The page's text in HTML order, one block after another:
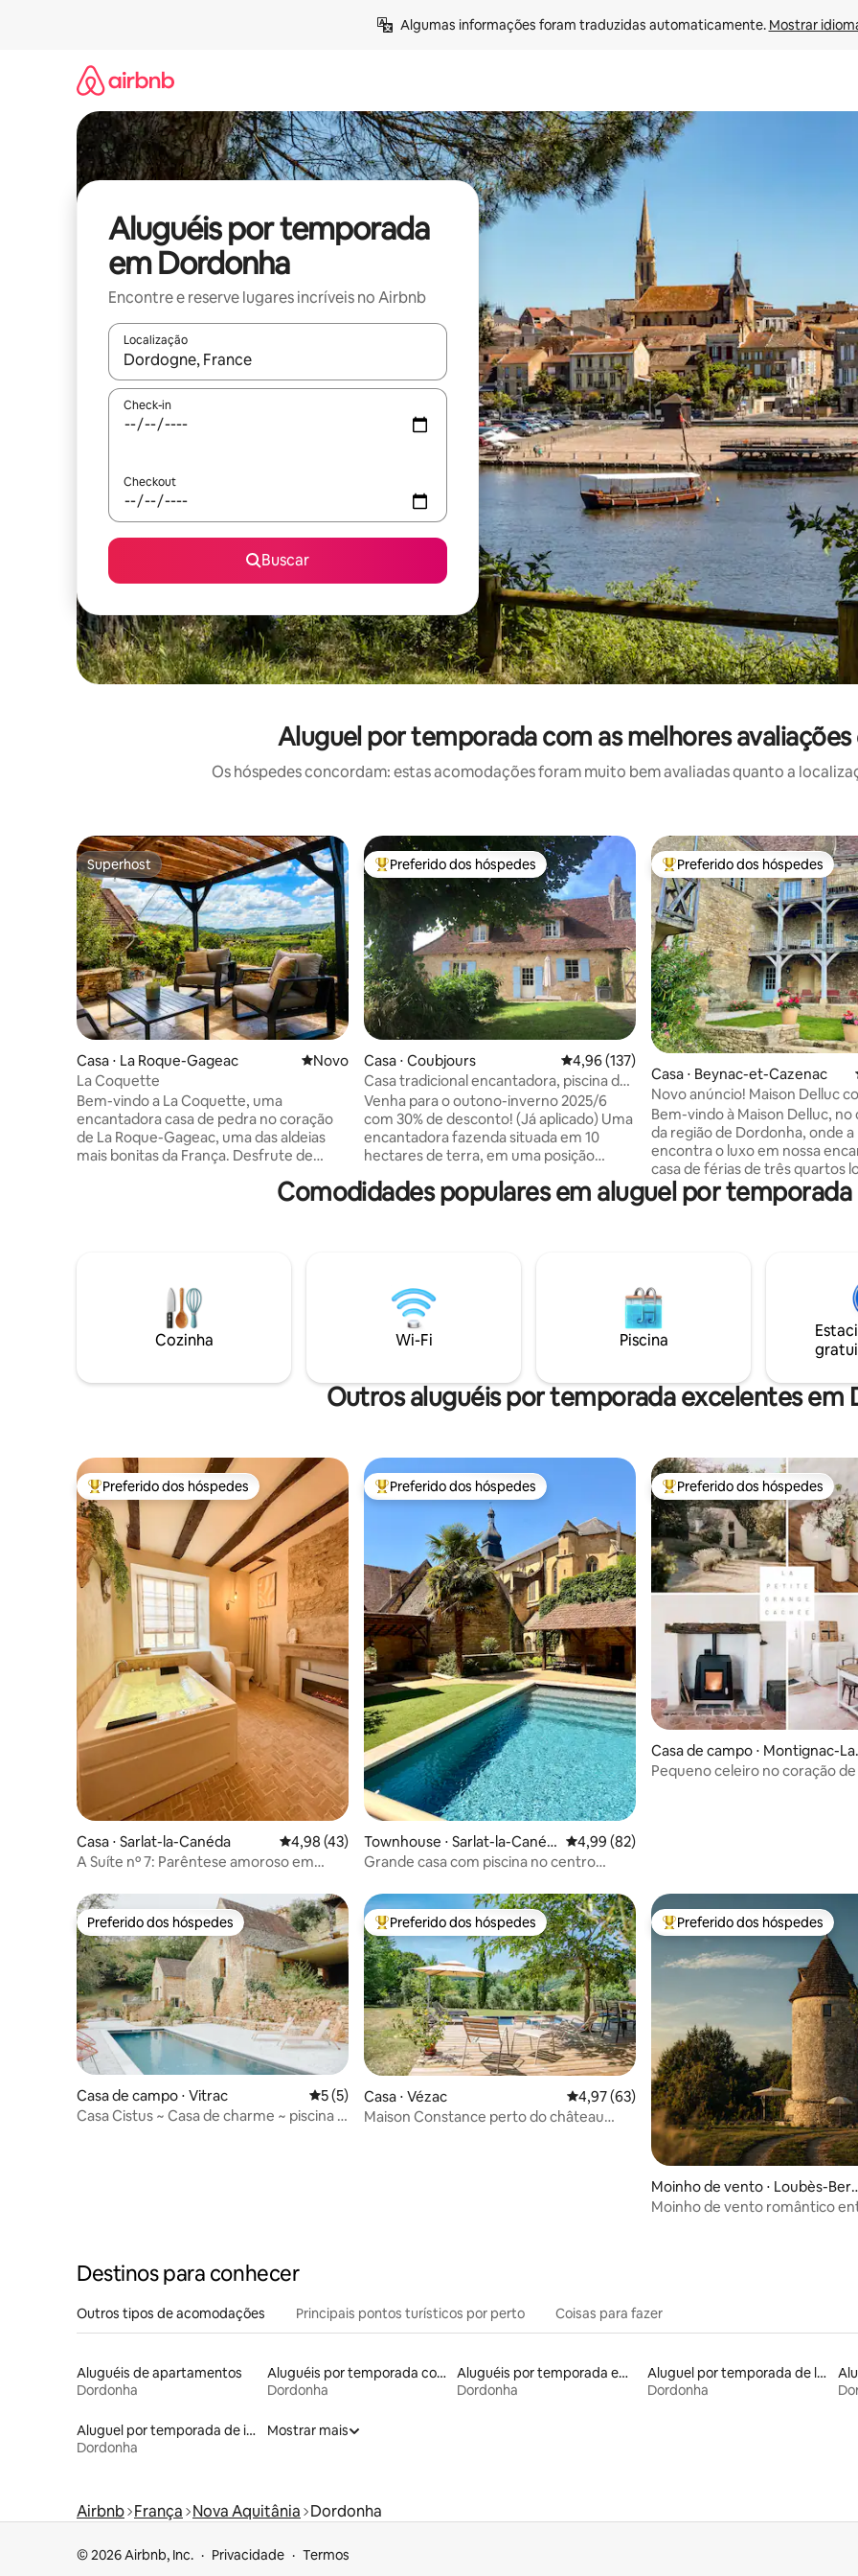
Algumas informações foram traduzidas automaticamente. Mostrar
Aluguéis por temporada
em Dordonha
Encontre e reserve lugares incríveis no Airbnb
Localização
Quando os resultados estiverem disponíveis, explore-os usando as seta para cima e para baixo do teclado ou tocando
Check-in
Checkout
Buscar
Aluguel por temporada com as melhores
Os hóspedes concordam: estas acomodações foram muito bem avaliadas quanto a
Superhost
Superhost
Casa ⋅ La Roque-Gageac Novo lugar para ficar
Novo
La Coquette
Bem-vindo a La Coquette, uma
encantadora casa de pedra no coração
de La Roque-Gageac, uma das aldeias
mais bonitas da França. Desfrute de
Dordonha, cafés nas proximidades, lojas
caráter tradicional com confortos
modernos, tudo em uma atmosfera
tranquila. Perto de Sarlat, Domme,
Beynac e muito mais, é um ponto de
romântica ou férias em família.
Entre os melhores preferidos dos hóspedes
Preferido dos hóspedes
Casa ⋅ Coubjours 4,96 de uma avaliação média de 5, 137
4,96 (137)
Casa tradicional encantadora, piscina de
luxo compartilhada
Venha para o outono-inverno 2025/6
com 30% de desconto! (Já aplicado) Uma
encantadora fazenda situada em 10
hectares de terra, em uma posição
ser apreciado em qualquer época do
ano. Procure por orquídeas na
ao lado da árvore de Natal com a família
no inverno. Saint Robert, um dos "Les
Plus Beaux Villages des France", fica a
Entre os melhores preferidos
Preferido dos hóspedes
Casa ⋅ Beynac-et-Cazenac
Novo anúncio! Maison Delluc
mágicas
Bem-vindo à Maison Delluc, no
da região de Dordonha, onde
encontra o luxo em nossa
casa de férias de três quartos
na vila medieval francesa de
Cazenac. Experimente nossa casa de
das aldeias mais bonitas da
primeira vez em 2024,
viajantes a entrar em uma era
onde o charme atemporal se
com o conforto
Comodidades populares em aluguel por
Cozinha Wi-Fi Piscina
Outros aluguéis por temporada excelentes em
Entre os melhores preferidos dos hóspedes
Preferido dos hóspedes
Casa ⋅ Sarlat-la-Canéda 4,98 de uma avaliação média de 5, 43 avaliações
4,98 (43)
A Suíte nº 7: Parêntese amoroso em
Entre os melhores preferidos dos hóspedes
Preferido dos hóspedes
Townhouse ⋅ Sarlat-la-Canéd
a
4,99 de uma avaliação média de 5, 82
4,99 (82)
Grande casa com piscina no centro
Entre os melhores preferidos
Preferido dos hóspedes
Casa de campo ⋅ Montignac-
caux
Pequeno celeiro no coração
Preferido dos hóspedes
Preferido dos hóspedes
Casa de campo ⋅ Vitrac 5 de uma avaliação média de 5, 5 avaliações
5 (5)
Casa Cistus ~ Casa de charme ~ piscina ~
Entre os melhores preferidos dos hóspedes
Preferido dos hóspedes
Casa ⋅ Vézac 4,97 de uma avaliação média de 5, 63
4,97 (63)
Maison Constance perto do château
Entre os melhores preferidos
Preferido dos hóspedes
Moinho de vento ⋅ Loubès-
c
Moinho de vento romântico
Destinos para conhecer
Outros tipos de acomodações Principais pontos turísticos por perto Coisas para fazer
Aluguéis de apartamentos
Dordonha
Aluguéis por temporada com caiaque
Dordonha
Aluguéis por temporada em hotéis-fazenda
Dordonha
Aluguel por temporada de lofts
Dordonha
Aluguel por temporada de iurtas
Dordonha
Mostrar mais
Airbnb França Nova Aquitânia Dordonha
© 2026 Airbnb, Inc. Privacidade Termos